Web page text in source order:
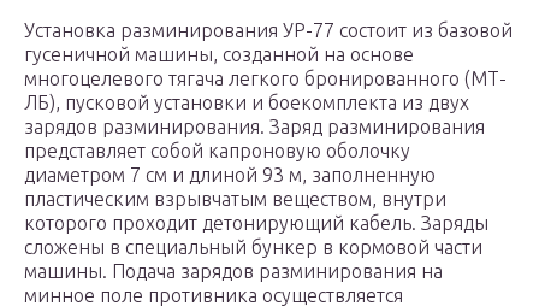
Установка разминирования УР-77 состоит из базовой
гусеничной машины, созданной на основе
многоцелевого тягача легкого бронированного (МТ-
ЛБ), пусковой установки и боекомплекта из двух
зарядов разминирования. Заряд разминирования
представляет собой капроновую оболочку
диаметром 7 см и длиной 93 м, заполненную
пластическим взрывчатым веществом, внутри
которого проходит детонирующий кабель. Заряды
сложены в специальный бункер в кормовой части
машины. Подача зарядов разминирования на
минное поле противника осуществляется